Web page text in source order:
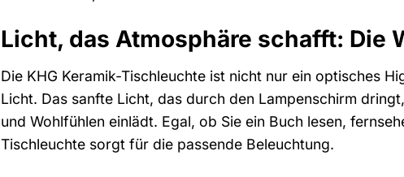
Licht, das Atmosphäre schafft: Die
Die KHG Keramik-Tischleuchte ist nicht nur ein optisches
Licht. Das sanfte Licht, das durch den Lampenschirm
und Wohlfühlen einlädt. Egal, ob Sie ein Buch lesen,
Tischleuchte sorgt für die passende Beleuchtung.